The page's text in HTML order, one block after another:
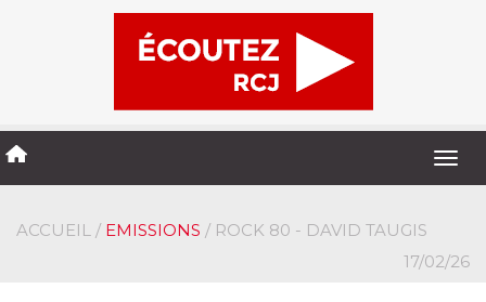
ACCUEIL / EMISSIONS / ROCK 80 - DAVID TAUGIS
17/02/26